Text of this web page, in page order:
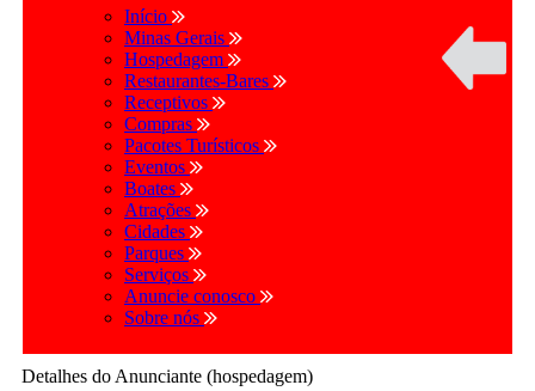
Início
Minas Gerais
Hospedagem
Restaurantes-Bares
Receptivos
Compras
Pacotes Turísticos
Eventos
Boates
Atrações
Cidades
Parques
Serviços
Anuncie conosco
Sobre nós
Detalhes do Anunciante (hospedagem)